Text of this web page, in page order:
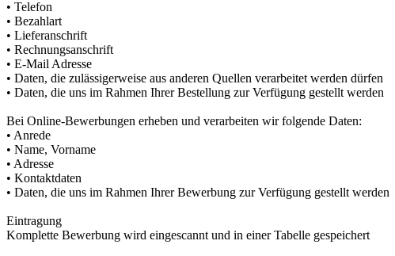
• Telefon
• Bezahlart
• Lieferanschrift
• Rechnungsanschrift
• E-Mail Adresse
• Daten, die zulässigerweise aus anderen Quellen verarbeitet werden dürfen
• Daten, die uns im Rahmen Ihrer Bestellung zur Verfügung gestellt werden
Bei Online-Bewerbungen erheben und verarbeiten wir folgende Daten:
• Anrede
• Name, Vorname
• Adresse
• Kontaktdaten
• Daten, die uns im Rahmen Ihrer Bewerbung zur Verfügung gestellt werden
Eintragung
Komplette Bewerbung wird eingescannt und in einer Tabelle gespeichert